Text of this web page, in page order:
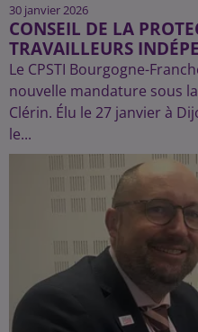
30 janvier 2026
CONSEIL DE LA
TRAVAILLEURS
Le CPSTI Bourgogne-
nouvelle mandature sous
Clérin. Élu le 27 janvier à
le...